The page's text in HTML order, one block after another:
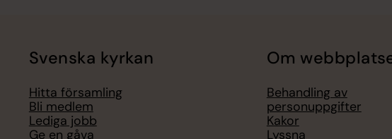
Svenska kyrkan
Hitta församling
Bli medlem
Lediga jobb
Ge en gåva
Om
Behandling av
personuppgifter
Kakor
Lyssna